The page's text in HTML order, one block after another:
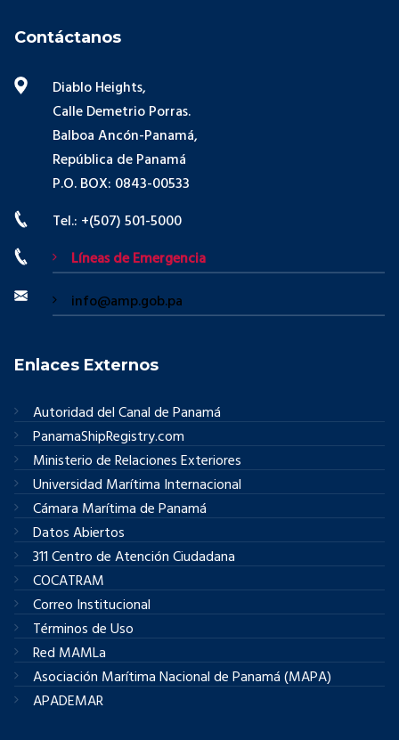
Contáctanos
Diablo Heights,
Calle Demetrio Porras.
Balboa Ancón-Panamá,
República de Panamá
P.O. BOX: 0843-00533
Tel.: +(507) 501-5000
Líneas de Emergencia
info@amp.gob.pa
Enlaces Externos
Autoridad del Canal de Panamá
PanamaShipRegistry.com
Ministerio de Relaciones Exteriores
Universidad Marítima Internacional
Cámara Marítima de Panamá
Datos Abiertos
311 Centro de Atención Ciudadana
COCATRAM
Correo Institucional
Términos de Uso
Red MAMLa
Asociación Marítima Nacional de Panamá (MAPA)
APADEMAR